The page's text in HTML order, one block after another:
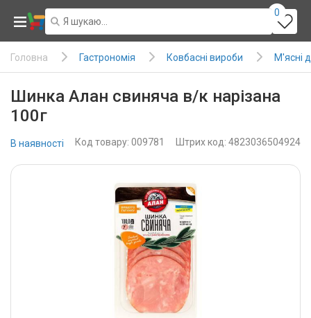
0
Головна Гастрономія Ковбасні вироби М'ясні
Шинка Алан свиняча в/к нарізана
100г
В наявності Код товару: 009781 Штрих код: 4823036504924